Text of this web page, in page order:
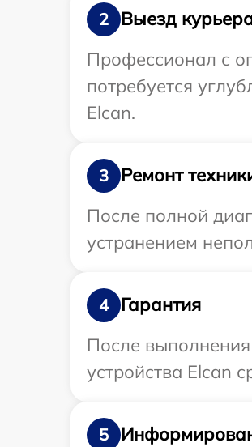
2
Выезд
Профессионал с
потребуется
Elcan.
3
Ремонт
После полной
устранением
4
Гарантия
После
устройства Elcan
5